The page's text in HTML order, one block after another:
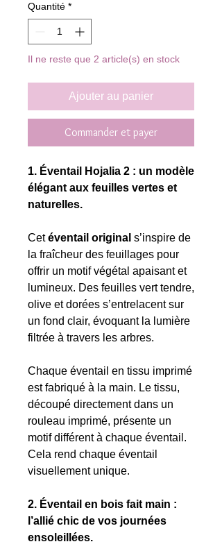
Quantité *
Il ne reste que 2 article(s) en stock
Ajouter au panier
Commander et payer
1. Éventail Hojalia 2 : un modèle
élégant aux feuilles vertes et
naturelles.
Cetéventail original s’inspire de
la fraîcheur des feuillages pour
offrir un motif végétal apaisant et
lumineux. Des feuilles vert tendre,
olive et dorées s’entrelacent sur
un fond clair, évoquant la lumière
filtrée à travers les arbres.
Chaque éventail en tissu imprimé
est fabriqué à la main. Le tissu,
découpé directement dans un
rouleau imprimé, présente un
motif différent à chaque éventail.
Cela rend chaque éventail
visuellement unique.
2. Éventail en bois fait main :
l’allié chic de vos journées
ensoleillées.